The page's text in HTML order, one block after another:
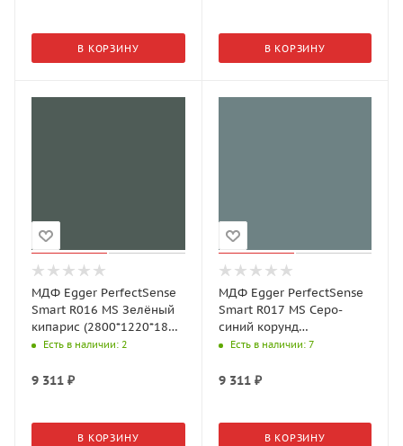
В КОРЗИНУ В КОРЗИНУ
МДФ Egger PerfectSense
Smart R016 MS Зелёный
кипарис (2800*1220*18
мм)Есть в наличии: 2
9 311 ₽
В КОРЗИНУ
МДФ Egger PerfectSense
Smart R017 MS Серо-
синий корунд
(2800*1220*18 мм)
Есть в наличии: 7
9 311₽
В КОРЗИНУ